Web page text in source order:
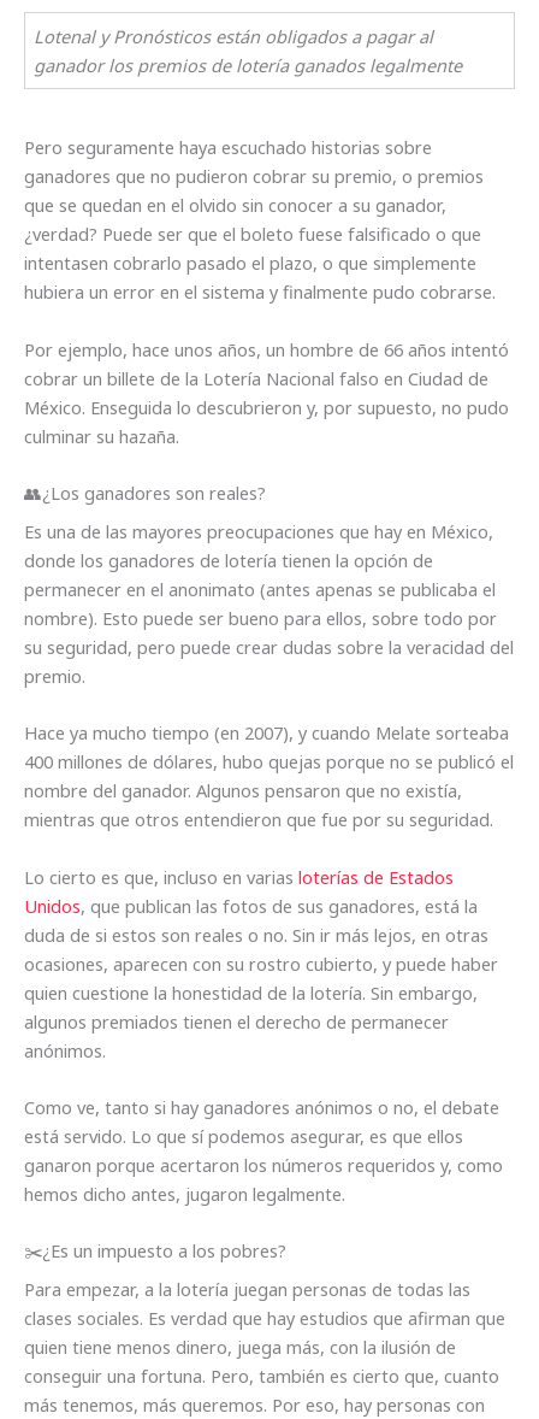
Lotenal y Pronósticos están obligados a pagar al
ganador los premios de lotería ganados legalmente
Pero seguramente haya escuchado historias sobre
ganadores que no pudieron cobrar su premio, o premios
que se quedan en el olvido sin conocer a su ganador,
¿verdad? Puede ser que el boleto fuese falsificado o que
intentasen cobrarlo pasado el plazo, o que simplemente
hubiera un error en el sistema y finalmente pudo cobrarse.
Por ejemplo, hace unos años, un hombre de 66 años intentó
cobrar un billete de la Lotería Nacional falso en Ciudad de
México. Enseguida lo descubrieron y, por supuesto, no pudo
culminar su hazaña.
👥¿Los ganadores son reales?
Es una de las mayores preocupaciones que hay en México,
donde los ganadores de lotería tienen la opción de
permanecer en el anonimato (antes apenas se publicaba el
nombre). Esto puede ser bueno para ellos, sobre todo por
su seguridad, pero puede crear dudas sobre la veracidad del
premio.
Hace ya mucho tiempo (en 2007), y cuando Melate sorteaba
400 millones de dólares, hubo quejas porque no se publicó el
nombre del ganador. Algunos pensaron que no existía,
mientras que otros entendieron que fue por su seguridad.
Lo cierto es que, incluso en varias loterías de Estados
Unidos, que publican las fotos de sus ganadores, está la
duda de si estos son reales o no. Sin ir más lejos, en otras
ocasiones, aparecen con su rostro cubierto, y puede haber
quien cuestione la honestidad de la lotería. Sin embargo,
algunos premiados tienen el derecho de permanecer
anónimos.
Como ve, tanto si hay ganadores anónimos o no, el debate
está servido. Lo que sí podemos asegurar, es que ellos
ganaron porque acertaron los números requeridos y, como
hemos dicho antes, jugaron legalmente.
✂️¿Es un impuesto a los pobres?
Para empezar, a la lotería juegan personas de todas las
clases sociales. Es verdad que hay estudios que afirman que
quien tiene menos dinero, juega más, con la ilusión de
conseguir una fortuna. Pero, también es cierto que, cuanto
más tenemos, más queremos. Por eso, hay personas con